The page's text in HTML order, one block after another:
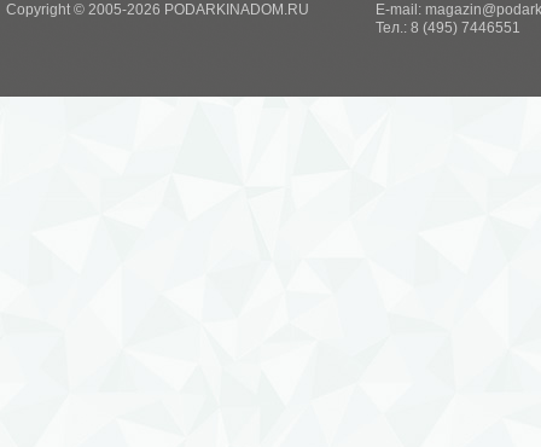
Copyright © 2005-2026 PODARKINADOM.RU E-mail:
Тел.: 8 (495) 7446551